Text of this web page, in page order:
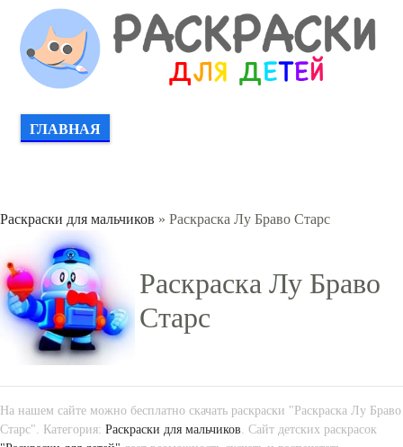
ГЛАВНАЯ
Раскраски для мальчиков » Раскраска Лу Браво Старс
Раскраска Лу Браво
Старс
На нашем сайте можно бесплатно скачать раскраски "Раскраска Лу Браво
Старс". Категория: Раскраски для мальчиков. Сайт детских раскрасок